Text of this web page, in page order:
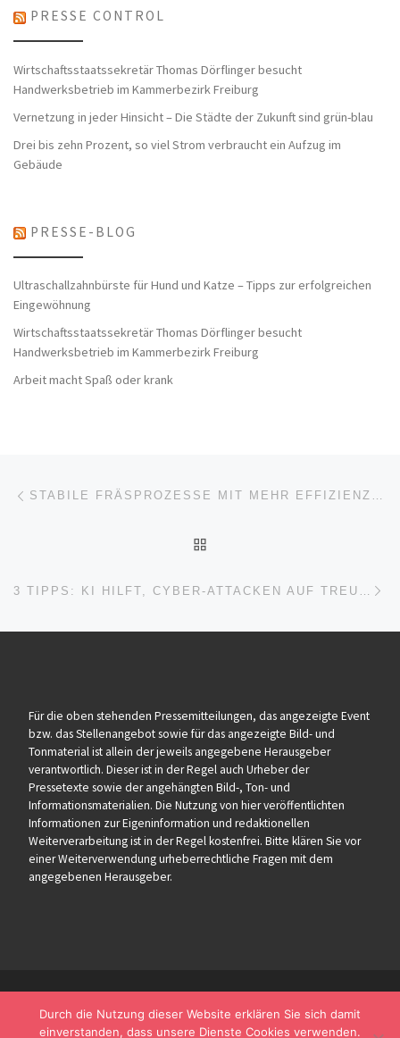
PRESSE CONTROL
Wirtschaftsstaatssekretär Thomas Dörflinger besucht
Handwerksbetrieb im Kammerbezirk Freiburg
Vernetzung in jeder Hinsicht – Die Städte der Zukunft sind grün-blau
Drei bis zehn Prozent, so viel Strom verbraucht ein Aufzug im
Gebäude
PRESSE-BLOG
Ultraschallzahnbürste für Hund und Katze – Tipps zur erfolgreichen
Eingewöhnung
Wirtschaftsstaatssekretär Thomas Dörflinger besucht
Handwerksbetrieb im Kammerbezirk Freiburg
Arbeit macht Spaß oder krank
Beitragsnavigation
Für die oben stehenden Pressemitteilungen, das angezeigte Event
bzw. das Stellenangebot sowie für das angezeigte Bild- und
Tonmaterial ist allein der jeweils angegebene Herausgeber
verantwortlich. Dieser ist in der Regel auch Urheber der
Pressetexte sowie der angehängten Bild-, Ton- und
Informationsmaterialien. Die Nutzung von hier veröffentlichten
Informationen zur Eigeninformation und redaktionellen
Weiterverarbeitung ist in der Regel kostenfrei. Bitte klären Sie vor
einer Weiterverwendung urheberrechtliche Fragen mit dem
angegebenen Herausgeber.
Durch die Nutzung dieser Website erklären Sie sich damit
einverstanden, dass unsere Dienste Cookies verwenden.